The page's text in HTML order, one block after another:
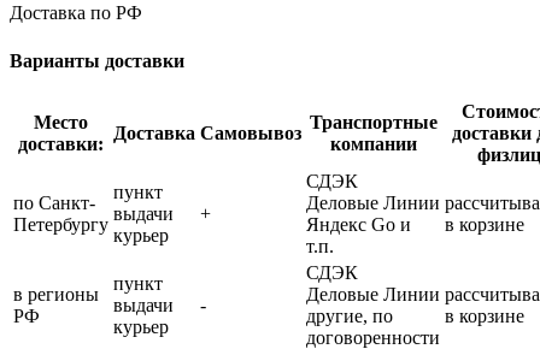
Доставка по РФ
Варианты доставки
Место
доставки:
Доставка Самовывоз
Транспортные
компании
доставки
физлиц
по Санкт-
Петербургу
пункт
выдачи
курьер
+
СДЭК
Деловые Линии
Яндекс Go и
т.п.
в корзине
в регионы
РФ
пункт
выдачи
курьер
-
СДЭК
Деловые Линии
другие, по
договоренности
в корзине